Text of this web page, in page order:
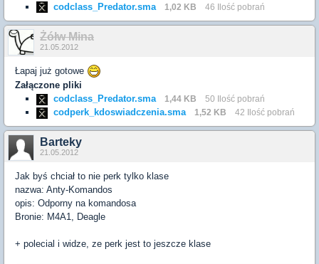
codclass_Predator.sma
1,02 KB 46 Ilość pobrań
Żółw Mina
21.05.2012
Łapaj już gotowe
Załączone pliki
codclass_Predator.sma
1,44 KB 50 Ilość pobrań
codperk_kdoswiadczenia.sma 1,52 KB 42 Ilość pobrań
Barteky
21.05.2012
Jak byś chciał to nie perk tylko klase
nazwa: Anty-Komandos
opis: Odporny na komandosa
Bronie: M4A1, Deagle
+ polecial i widze, ze perk jest to jeszcze klase